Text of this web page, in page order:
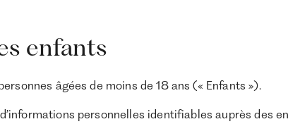
enfants
âgées de moins de 18 ans (« Enfants »).
personnelles identifiables auprès des